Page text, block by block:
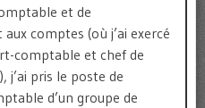
et de
comptes (où j’ai exercé
comptable et chef de
j’ai pris le poste de
d’un groupe de